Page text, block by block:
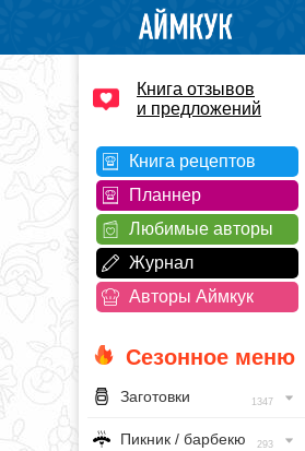
Книга отзывов
и предложений
Книга рецептов
Планнер
Любимые авторы
Журнал
Авторы Аймкук
Сезонное меню
Заготовки 1347
Пикник / барбекю 293